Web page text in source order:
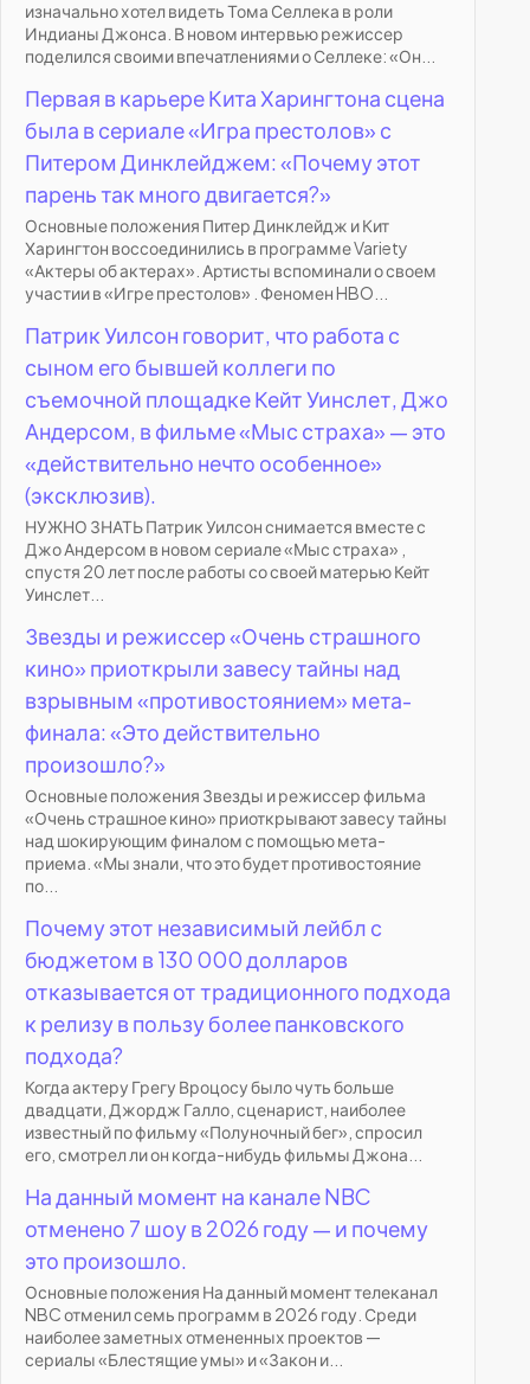
изначально хотел видеть Тома Селлека в роли
Индианы Джонса. В новом интервью режиссер
поделился своими впечатлениями о Селлеке: «Он...
Первая в карьере Кита Харингтона сцена
была в сериале «Игра престолов» с
Питером Динклейджем: «Почему этот
парень так много двигается?»
Основные положения Питер Динклейдж и Кит
Харингтон воссоединились в программе Variety
«Актеры об актерах». Артисты вспоминали о своем
участии в «Игре престолов» . Феномен HBO...
Патрик Уилсон говорит, что работа с
сыном его бывшей коллеги по
съемочной площадке Кейт Уинслет, Джо
Андерсом, в фильме «Мыс страха» — это
«действительно нечто особенное»
(эксклюзив).
НУЖНО ЗНАТЬ Патрик Уилсон снимается вместе с
Джо Андерсом в новом сериале «Мыс страха» ,
спустя 20 лет после работы со своей матерью Кейт
Уинслет...
Звезды и режиссер «Очень страшного
кино» приоткрыли завесу тайны над
взрывным «противостоянием» мета-
финала: «Это действительно
произошло?»
Основные положения Звезды и режиссер фильма
«Очень страшное кино» приоткрывают завесу тайны
над шокирующим финалом с помощью мета-
приема. «Мы знали, что это будет противостояние
по...
Почему этот независимый лейбл с
бюджетом в 130 000 долларов
отказывается от традиционного подхода
к релизу в пользу более панковского
подхода?
Когда актеру Грегу Вроцосу было чуть больше
двадцати, Джордж Галло, сценарист, наиболее
известный по фильму «Полуночный бег», спросил
его, смотрел ли он когда-нибудь фильмы Джона...
На данный момент на канале NBC
отменено 7 шоу в 2026 году — и почему
это произошло.
Основные положения На данный момент телеканал
NBC отменил семь программ в 2026 году. Среди
наиболее заметных отмененных проектов —
сериалы «Блестящие умы» и «Закон и...